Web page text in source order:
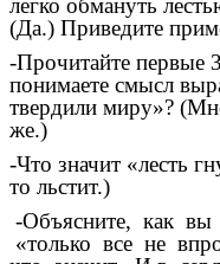
легко обмануть
(Да.) Приведите
-Прочитайте первые
понимаете смысл
твердили миру»?
же.)
-Что значит «лесть
то льстит.)
-Объясните, как вы
«только все не